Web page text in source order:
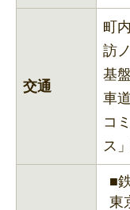
交通
町
訪
基
車道
コ
ス
■
東